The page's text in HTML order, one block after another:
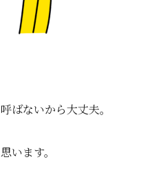
ばないから大丈夫。
います。